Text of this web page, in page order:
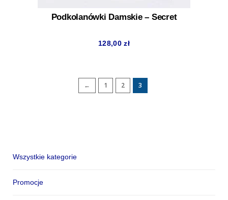
Podkolanówki Damskie – Secret
128,00zł
← 1 2 3
Wszystkie kategorie
Promocje